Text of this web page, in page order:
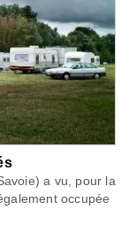
a vu, pour la
occupée